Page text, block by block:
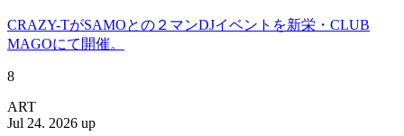
CRAZY-TがSAMOとの２マンDJイベントを新栄・CLUB
MAGOにて開催。
8
ART
Jul 24. 2026 up